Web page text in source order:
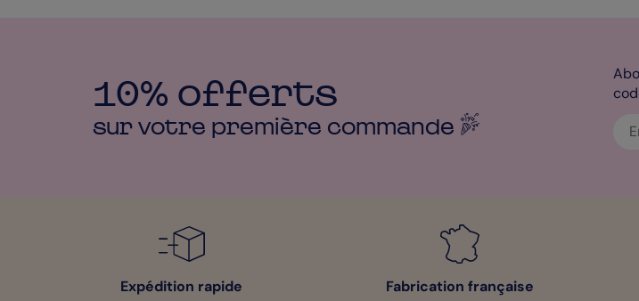
10% offerts
sur votre première commande
Expédition rapide Fabrication française